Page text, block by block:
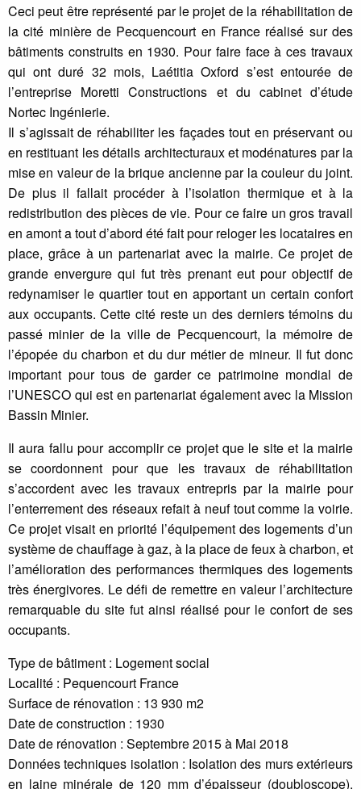
Ceci peut être représenté par le projet de la réhabilitation de
la cité minière de Pecquencourt en France réalisé sur des
bâtiments construits en 1930. Pour faire face à ces travaux
qui ont duré 32 mois, Laétitia Oxford s’est entourée de
l’entreprise Moretti Constructions et du cabinet d’étude
Nortec Ingénierie.
Il s’agissait de réhabiliter les façades tout en préservant ou
en restituant les détails architecturaux et modénatures par la
mise en valeur de la brique ancienne par la couleur du joint.
De plus il fallait procéder à l’isolation thermique et à la
redistribution des pièces de vie. Pour ce faire un gros travail
en amont a tout d’abord été fait pour reloger les locataires en
place, grâce à un partenariat avec la mairie. Ce projet de
grande envergure qui fut très prenant eut pour objectif de
redynamiser le quartier tout en apportant un certain confort
aux occupants. Cette cité reste un des derniers témoins du
passé minier de la ville de Pecquencourt, la mémoire de
l’épopée du charbon et du dur métier de mineur. Il fut donc
important pour tous de garder ce patrimoine mondial de
l’UNESCO qui est en partenariat également avec la Mission
Bassin Minier.
Il aura fallu pour accomplir ce projet que le site et la mairie
se coordonnent pour que les travaux de réhabilitation
s’accordent avec les travaux entrepris par la mairie pour
l’enterrement des réseaux refait à neuf tout comme la voirie.
Ce projet visait en priorité l’équipement des logements d’un
système de chauffage à gaz, à la place de feux à charbon, et
l’amélioration des performances thermiques des logements
très énergivores. Le défi de remettre en valeur l’architecture
remarquable du site fut ainsi réalisé pour le confort de ses
occupants.
Type de bâtiment : Logement social
Localité : Pequencourt France
Surface de rénovation : 13 930 m2
Date de construction : 1930
Date de rénovation : Septembre 2015 à Mai 2018
Données techniques isolation : Isolation des murs extérieurs
en laine minérale de 120 mm d’épaisseur (doubloscope).